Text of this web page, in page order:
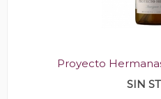
Proyecto
SIN